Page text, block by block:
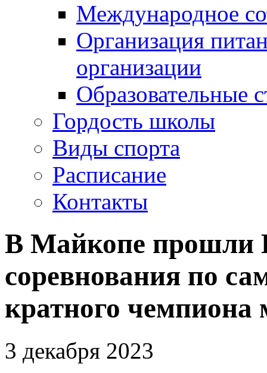
Международное
Организация
организации
Образовательные
Гордость школы
Виды спорта
Расписание
Контакты
В Майкопе прошли
соревнования по
кратного
3 декабря 2023